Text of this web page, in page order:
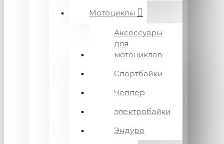
Мотоциклы
Аксессуары
для
мотоциклов
Спортбайки
Чеппер
электробайки
Эндуро